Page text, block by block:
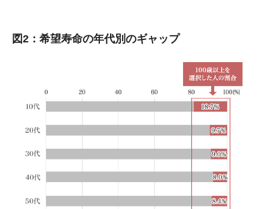
図2：希望寿命の年代別のギャップ